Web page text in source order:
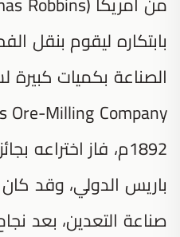
بابتكاره ليقوم بنقل
1892م، فاز
باريس الدولي، وقد